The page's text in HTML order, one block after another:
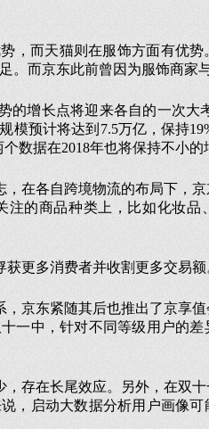
，而天猫则在服饰方面有优
。而京东此前曾因为服饰商家
增长点将迎来各自的一次大
模预计将达到7.5万亿，保持
数据在2018年也将保持不小的
在各自跨境物流的布局下，
注的商品种类上，比如化妆品
更多消费者并收割更多交易额
京东紧随其后也推出了京享
一中，针对不同等级用户的
存在长尾效应。另外，在双
，启动大数据分析用户画像可